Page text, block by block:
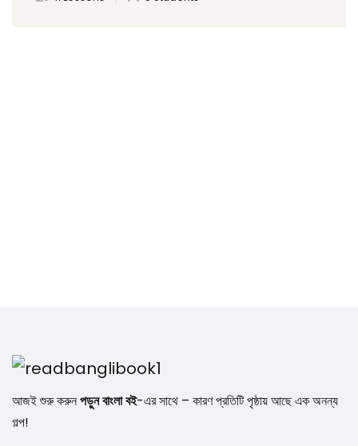
আজই শুরু করুনপড়ুন বাংলা বই-এর সাথে – কারণ প্রতিটি পৃষ্ঠায় আছে এক অনন্য
গল্প!